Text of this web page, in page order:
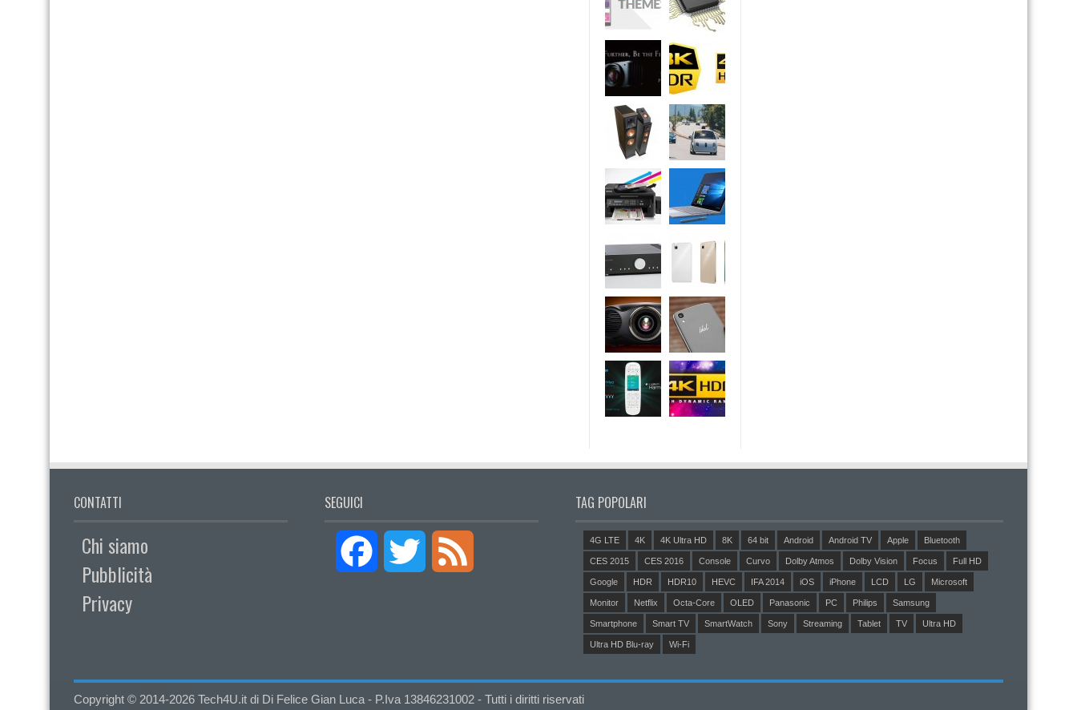
CONTATTI
Chi siamo
Pubblicità
Privacy
SEGUICI
Facebook Twitter
TAG POPOLARI
4G LTE 4K 4K Ultra HD 8K 64 bit Android Android TV Apple Bluetooth
CES 2015 CES 2016 Console Curvo Dolby Atmos Dolby Vision Focus Full HD
Google HDR HDR10 HEVC IFA 2014 iOS iPhone LCD LG Microsoft
Monitor Netflix Octa-Core OLED Panasonic PC Philips Samsung
Smartphone Smart TV SmartWatch Sony Streaming Tablet TV Ultra HD
Ultra HD Blu-ray Wi-Fi
Copyright © 2014-2026 Tech4U.it di Di Felice Gian Luca - P.Iva 13846231002 - Tutti i diritti riservati